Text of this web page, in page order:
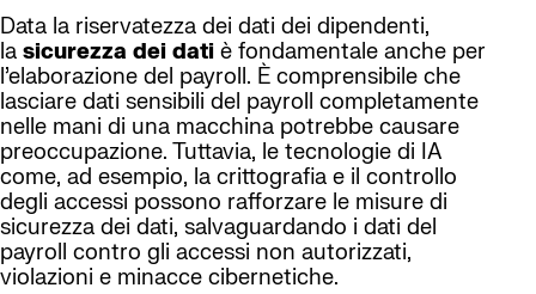
Data la riservatezza dei dati dei dipendenti,
la sicurezza dei dati è fondamentale anche per
l’elaborazione del payroll. È comprensibile che
lasciare dati sensibili del payroll completamente
nelle mani di una macchina potrebbe causare
preoccupazione. Tuttavia, le tecnologie di IA
come, ad esempio, la crittografia e il controllo
degli accessi possono rafforzare le misure di
sicurezza dei dati, salvaguardando i dati del
payroll contro gli accessi non autorizzati,
violazioni e minacce cibernetiche.